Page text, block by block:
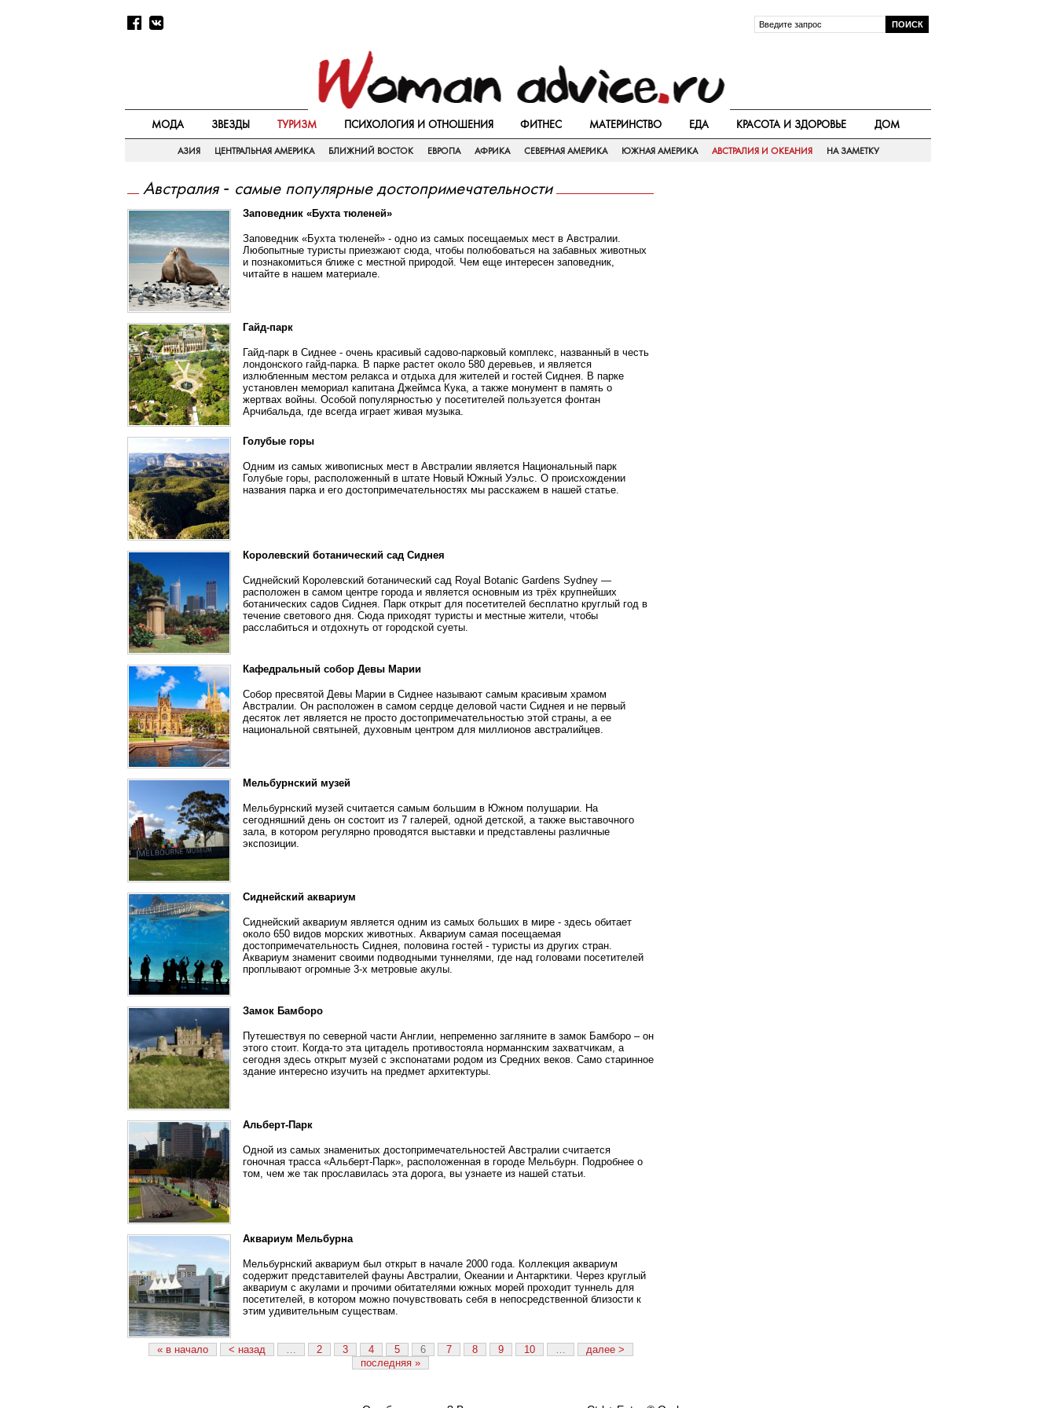
МОДА ЗВЕЗДЫ ТУРИЗМ ПСИХОЛОГИЯ И ОТНОШЕНИЯ ФИТНЕС МАТЕРИНСТВО ЕДА КРАСОТА И ЗДОРОВЬЕ ДОМ
АЗИЯ ЦЕНТРАЛЬНАЯ АМЕРИКА БЛИЖНИЙ ВОСТОК ЕВРОПА АФРИКА СЕВЕРНАЯ АМЕРИКА ЮЖНАЯ АМЕРИКА АВСТРАЛИЯ И ОКЕАНИЯ НА ЗАМЕТКУ
Австралия - самые популярные достопримечательности
Заповедник «Бухта тюленей»
Заповедник «Бухта тюленей» - одно из самых посещаемых мест в Австралии.
Любопытные туристы приезжают сюда, чтобы полюбоваться на забавных животных
и познакомиться ближе с местной природой. Чем еще интересен заповедник,
читайте в нашем материале.
Гайд-парк
Гайд-парк в Сиднее - очень красивый садово-парковый комплекс, названный в честь
лондонского гайд-парка. В парке растет около 580 деревьев, и является
излюбленным местом релакса и отдыха для жителей и гостей Сиднея. В парке
установлен мемориал капитана Джеймса Кука, а также монумент в память о
жертвах войны. Особой популярностью у посетителей пользуется фонтан
Арчибальда, где всегда играет живая музыка.
Голубые горы
Одним из самых живописных мест в Австралии является Национальный парк
Голубые горы, расположенный в штате Новый Южный Уэльс. О происхождении
названия парка и его достопримечательностях мы расскажем в нашей статье.
Королевский ботанический сад Сиднея
Сиднейский Королевский ботанический сад Royal Botanic Gardens Sydney —
расположен в самом центре города и является основным из трёх крупнейших
ботанических садов Сиднея. Парк открыт для посетителей бесплатно круглый год в
течение светового дня. Сюда приходят туристы и местные жители, чтобы
расслабиться и отдохнуть от городской суеты.
Кафедральный собор Девы Марии
Собор пресвятой Девы Марии в Сиднее называют самым красивым храмом
Австралии. Он расположен в самом сердце деловой части Сиднея и не первый
десяток лет является не просто достопримечательностью этой страны, а ее
национальной святыней, духовным центром для миллионов австралийцев.
Мельбурнский музей
Мельбурнский музей считается самым большим в Южном полушарии. На
сегодняшний день он состоит из 7 галерей, одной детской, а также выставочного
зала, в котором регулярно проводятся выставки и представлены различные
экспозиции.
Сиднейский аквариум
Сиднейский аквариум является одним из самых больших в мире - здесь обитает
около 650 видов морских животных. Аквариум самая посещаемая
достопримечательность Сиднея, половина гостей - туристы из других стран.
Аквариум знаменит своими подводными туннелями, где над головами посетителей
проплывают огромные 3-х метровые акулы.
Замок Бамборо
Путешествуя по северной части Англии, непременно загляните в замок Бамборо – он
этого стоит. Когда-то эта цитадель противостояла норманнским захватчикам, а
сегодня здесь открыт музей с экспонатами родом из Средних веков. Само старинное
здание интересно изучить на предмет архитектуры.
Альберт-Парк
Одной из самых знаменитых достопримечательностей Австралии считается
гоночная трасса «Альберт-Парк», расположенная в городе Мельбурн. Подробнее о
том, чем же так прославилась эта дорога, вы узнаете из нашей статьи.
Аквариум Мельбурна
Мельбурнский аквариум был открыт в начале 2000 года. Коллекция аквариум
содержит представителей фауны Австралии, Океании и Антарктики. Через круглый
аквариум с акулами и прочими обитателями южных морей проходит туннель для
посетителей, в котором можно почувствовать себя в непосредственной близости к
этим удивительным существам.
« в начало < назад … 2 3 4 5 6 7 8 9 10 …
далее >
последняя »